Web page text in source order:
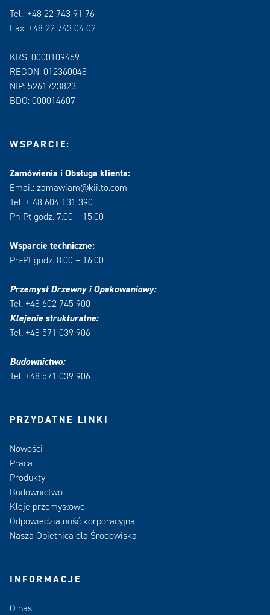
Tel.: +48 22 743 91 76
Fax: +48 22 743 04 02
KRS: 0000109469
REGON: 012360048
NIP: 5261723823
BDO: 000014607
WSPARCIE:
Zamówienia i Obsługa klienta:
Email: zamawiam@kiilto.com
Tel. + 48 604 131 390
Pn-Pt godz. 7.00 – 15.00
Wsparcie techniczne:
Pn-Pt godz. 8:00 – 16:00
Przemysł Drzewny i Opakowaniowy:
Tel. +48 602 745 900
Klejenie strukturalne:
Tel. +48 571 039 906
Budownictwo:
Tel. +48 571 039 906
PRZYDATNE LINKI
Nowości
Praca
Produkty
Budownictwo
Kleje przemysłowe
Odpowiedzialność korporacyjna
Nasza Obietnica dla Środowiska
INFORMACJE
O nas